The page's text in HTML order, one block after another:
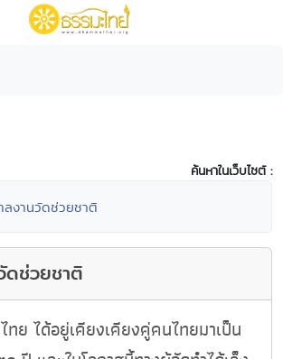
ค้นหาในเว็บไซต์ :
ลงานวัดช่วยชาติ
ดช่วยชาติ
ทย ได้อยู่เคียงเคียงคู่คนไทยมาเป็น